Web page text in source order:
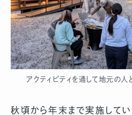
アクティビティを通して地元の人
秋頃から年末まで実施して